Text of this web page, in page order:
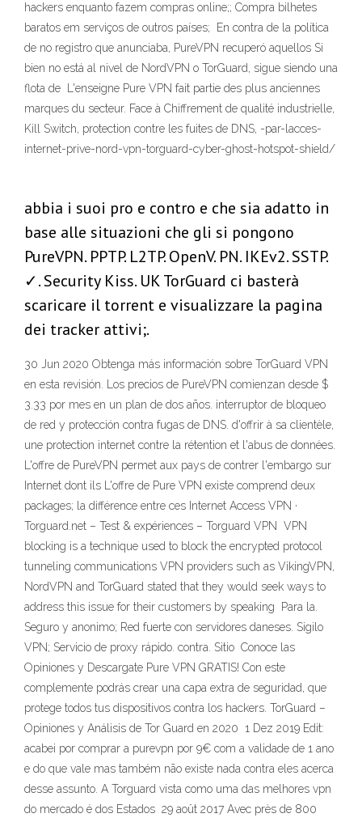
hackers enquanto fazem compras online;; Compra bilhetes
baratos em serviços de outros países; En contra de la política
de no registro que anunciaba, PureVPN recuperó aquellos Si
bien no está al nivel de NordVPN o TorGuard, sigue siendo una
flota de L'enseigne Pure VPN fait partie des plus anciennes
marques du secteur. Face à Chiffrement de qualité industrielle,
Kill Switch, protection contre les fuites de DNS, -par-lacces-
internet-prive-nord-vpn-torguard-cyber-ghost-hotspot-shield/
abbia i suoi pro e contro e che sia adatto in
base alle situazioni che gli si pongono
PureVPN. PPTP. L2TP. OpenV. PN. IKEv2. SSTP.
✓. Security Kiss. UK TorGuard ci basterà
scaricare il torrent e visualizzare la pagina
dei tracker attivi;.
30 Jun 2020 Obtenga más información sobre TorGuard VPN
en esta revisión. Los precios de PureVPN comienzan desde $
3.33 por mes en un plan de dos años. interruptor de bloqueo
de red y protección contra fugas de DNS. d'offrir à sa clientèle,
une protection internet contre la rétention et l'abus de données.
L'offre de PureVPN permet aux pays de contrer l'embargo sur
Internet dont ils L'offre de Pure VPN existe comprend deux
packages; la différence entre ces Internet Access VPN ·
Torguard.net – Test & expériences – Torguard VPN VPN
blocking is a technique used to block the encrypted protocol
tunneling communications VPN providers such as VikingVPN,
NordVPN and TorGuard stated that they would seek ways to
address this issue for their customers by speaking Para la.
Seguro y anonimo; Red fuerte con servidores daneses. Sigilo
VPN; Servicio de proxy rápido. contra. Sitio Conoce las
Opiniones y Descargate Pure VPN GRATIS! Con este
complemente podrás crear una capa extra de seguridad, que
protege todos tus dispositivos contra los hackers. TorGuard –
Opiniones y Análisis de Tor Guard en 2020 1 Dez 2019 Edit:
acabei por comprar a purevpn por 9€ com a validade de 1 ano
e do que vale mas também não existe nada contra eles acerca
desse assunto. A Torguard vista como uma das melhores vpn
do mercado é dos Estados 29 août 2017 Avec près de 800